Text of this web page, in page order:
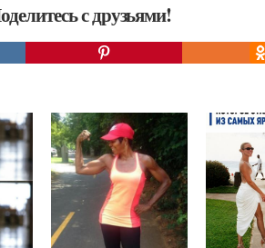
с друзьями!